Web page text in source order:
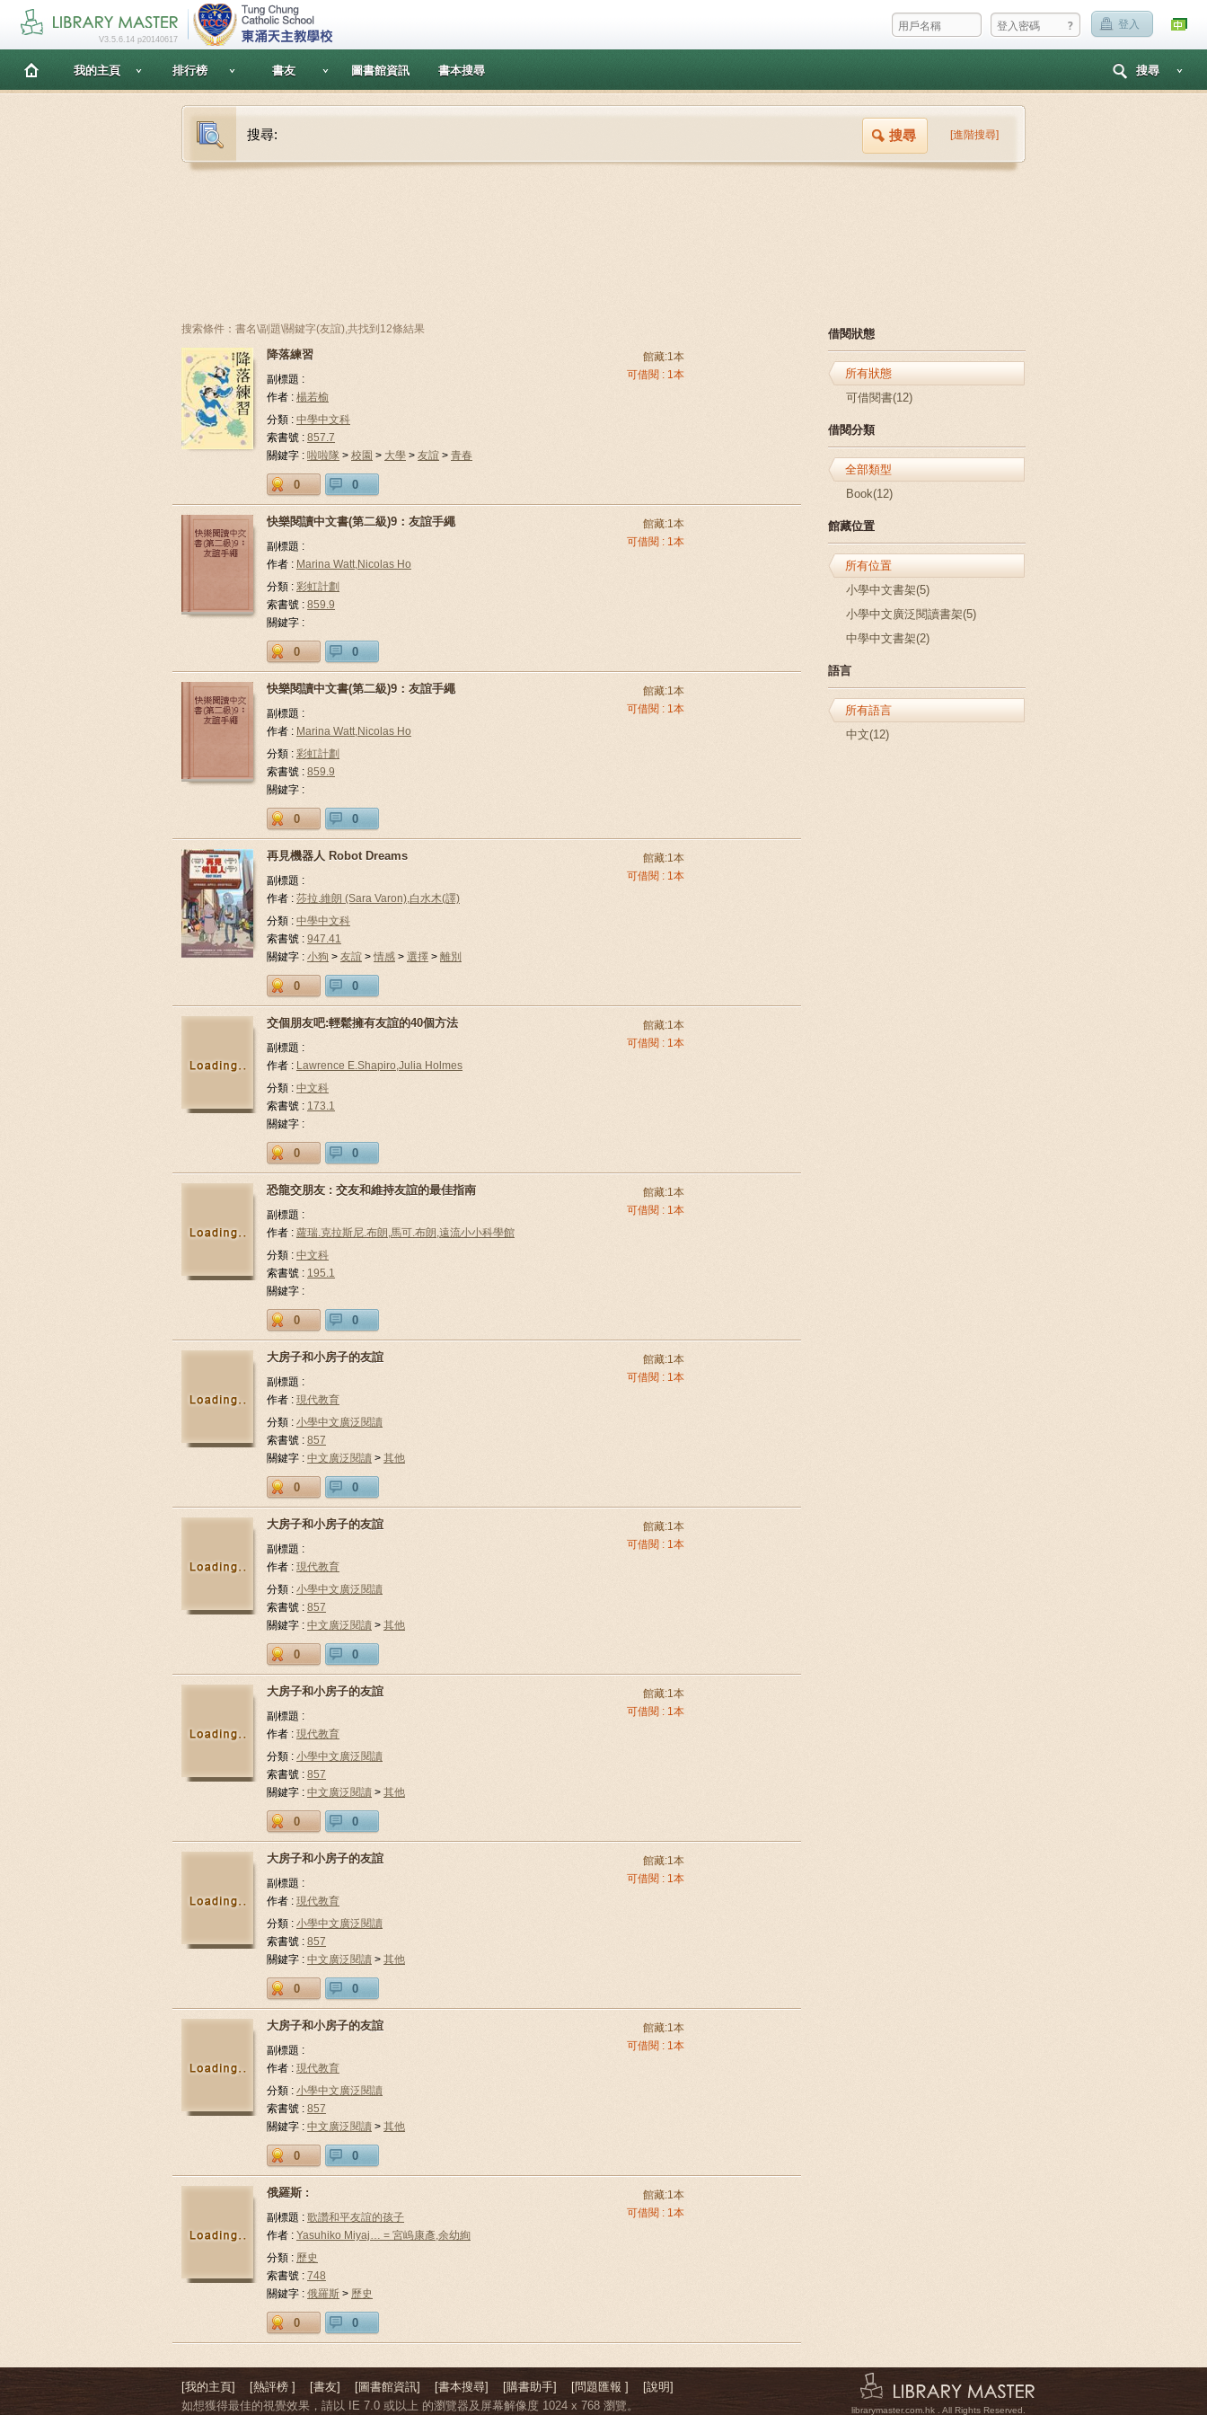
? 登入
V3.5.6.14 p20140617
我的主頁 排行榜 書友 圖書館資訊 書本搜尋 搜尋
搜尋: 搜尋 [進階搜尋]
搜索條件：書名\副題\關鍵字(友誼),共找到12條結果
降落練習
副標題 :
作者 : 楊若榆
分類 : 中學中文科
索書號 : 857.7
關鍵字 : 啦啦隊 > 校園 > 大學 > 友誼 > 青春
0 0
館藏:1本
可借閱 : 1本
快樂閱讀中文書(第二級)9：友誼手繩
副標題 :
作者 : Marina Watt,Nicolas Ho
分類 : 彩虹計劃
索書號 : 859.9
關鍵字 :
0 0
館藏:1本
可借閱 : 1本
快樂閱讀中文書(第二級)9：友誼手繩
副標題 :
作者 : Marina Watt,Nicolas Ho
分類 : 彩虹計劃
索書號 : 859.9
關鍵字 :
0 0
館藏:1本
可借閱 : 1本
再見機器人 Robot Dreams
副標題 :
作者 : 莎拉.維朗 (Sara Varon),白水木(譯)
分類 : 中學中文科
索書號 : 947.41
關鍵字 : 小狗 > 友誼 > 情感 > 選擇 > 離別
0 0
館藏:1本
可借閱 : 1本
交個朋友吧:輕鬆擁有友誼的40個方法
副標題 :
作者 : Lawrence E.Shapiro,Julia Holmes
分類 : 中文科
索書號 : 173.1
關鍵字 :
0 0
館藏:1本
可借閱 : 1本
恐龍交朋友 : 交友和維持友誼的最佳指南
副標題 :
作者 : 蘿瑞.克拉斯尼.布朗,馬可.布朗,遠流小小科學館
分類 : 中文科
索書號 : 195.1
關鍵字 :
0 0
館藏:1本
可借閱 : 1本
大房子和小房子的友誼
副標題 :
作者 : 現代教育
分類 : 小學中文廣泛閱讀
索書號 : 857
關鍵字 : 中文廣泛閱讀 > 其他
0 0
館藏:1本
可借閱 : 1本
大房子和小房子的友誼
副標題 :
作者 : 現代教育
分類 : 小學中文廣泛閱讀
索書號 : 857
關鍵字 : 中文廣泛閱讀 > 其他
0 0
館藏:1本
可借閱 : 1本
大房子和小房子的友誼
副標題 :
作者 : 現代教育
分類 : 小學中文廣泛閱讀
索書號 : 857
關鍵字 : 中文廣泛閱讀 > 其他
0 0
館藏:1本
可借閱 : 1本
大房子和小房子的友誼
副標題 :
作者 : 現代教育
分類 : 小學中文廣泛閱讀
索書號 : 857
關鍵字 : 中文廣泛閱讀 > 其他
0 0
館藏:1本
可借閱 : 1本
大房子和小房子的友誼
副標題 :
作者 : 現代教育
分類 : 小學中文廣泛閱讀
索書號 : 857
關鍵字 : 中文廣泛閱讀 > 其他
0 0
館藏:1本
可借閱 : 1本
俄羅斯 :
副標題 : 歌讚和平友誼的孩子
作者 : Yasuhiko Miyaj… = 宮嵨康彥,余幼絢
分類 : 歷史
索書號 : 748
關鍵字 : 俄羅斯 > 歷史
0 0
館藏:1本
可借閱 : 1本
借閱狀態
所有狀態
可借閱書(12)
借閱分類
全部類型
Book(12)
館藏位置
所有位置
小學中文書架(5)
小學中文廣泛閱讀書架(5)
中學中文書架(2)
語言
所有語言
中文(12)
[我的主頁] [熱評榜 ] [書友] [圖書館資訊] [書本搜尋] [購書助手] [問題匯報 ]
[說明]
如想獲得最佳的視覺效果，請以 IE 7.0 或以上 的瀏覽器及屏幕解像度 1024 x 768 瀏覽。
librarymaster.com.hk . All Rights Reserved.